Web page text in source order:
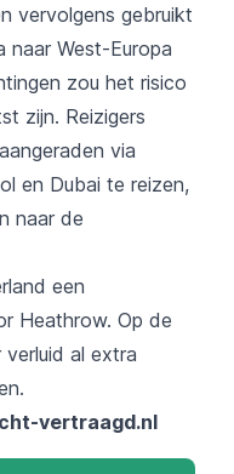
vervolgens gebruikt
naar West-Europa
zou het risico
zijn. Reizigers
via
en Dubai te reizen,
naar de
een
Heathrow. Op de
al extra
vertraagd.nl